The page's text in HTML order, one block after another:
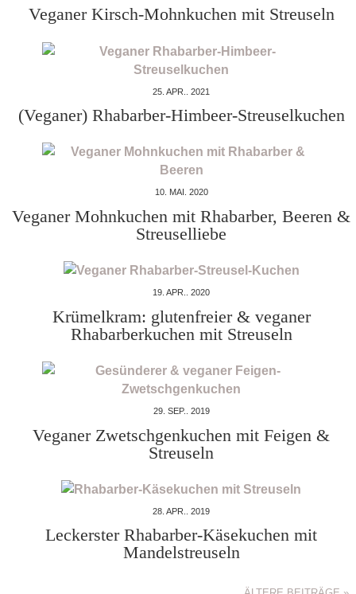
Veganer Kirsch-Mohnkuchen mit Streuseln
25. APR.. 2021
(Veganer) Rhabarber-Himbeer-Streuselkuchen
10. MAI. 2020
Veganer Mohnkuchen mit Rhabarber, Beeren &
Streuselliebe
19. APR.. 2020
Krümelkram: glutenfreier & veganer
Rhabarberkuchen mit Streuseln
29. SEP.. 2019
Veganer Zwetschgenkuchen mit Feigen &
Streuseln
28. APR.. 2019
Leckerster Rhabarber-Käsekuchen mit
Mandelstreuseln